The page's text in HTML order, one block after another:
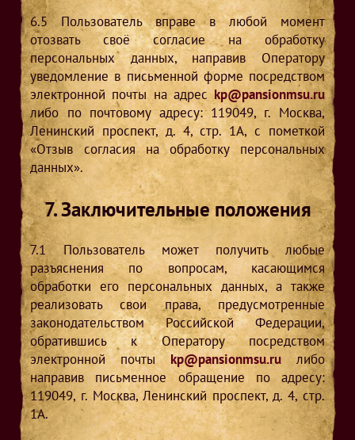
6.5Пользователь вправе в любой момент
отозвать своё согласие на обработку
персональных данных, направив Оператору
уведомление в письменной форме посредством
электронной почты на адресkp@pansionmsu.ru
либо по почтовому адресу: 119049, г. Москва,
Ленинский проспект, д. 4, стр. 1А, с пометкой
«Отзыв согласия на обработку персональных
данных».
7. Заключительные положения
7.1Пользователь может получить любые
разъяснения по вопросам, касающимся
обработки его персональных данных, а также
реализовать свои права, предусмотренные
законодательством Российской Федерации,
обратившись к Оператору посредством
электронной почтыkp@pansionmsu.ruлибо
направив письменное обращение по адресу:
119049, г. Москва, Ленинский проспект, д. 4, стр.
1А.